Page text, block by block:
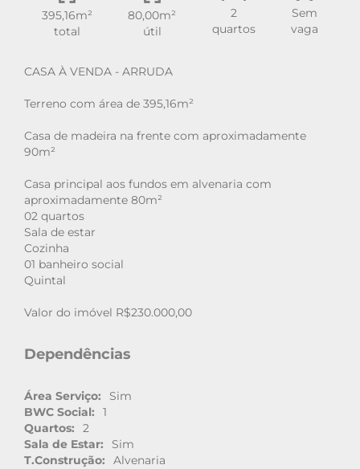
395,16m²
total
80,00m²
útil
2
quartos
Sem
vaga
CASA À VENDA - ARRUDA
Terreno com área de 395,16m²
Casa de madeira na frente com aproximadamente
90m²
Casa principal aos fundos em alvenaria com
aproximadamente 80m²
02 quartos
Sala de estar
Cozinha
01 banheiro social
Quintal
Valor do imóvel R$230.000,00
Dependências
Área Serviço:
Sim
BWC Social:
1
Quartos:
2
Sala de Estar:
Sim
T.Construção:
Alvenaria